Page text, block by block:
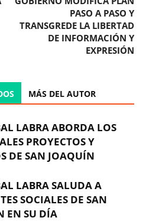
PASO A PASO Y
TRANSGREDE LA LIBERTAD
DE INFORMACIÓN Y
EXPRESIÓN
MÁS DEL AUTOR
LABRA ABORDA LOS
PROYECTOS Y
DE SAN JOAQUÍN
LABRA SALUDA A
SOCIALES DE SAN
EN SU DÍA